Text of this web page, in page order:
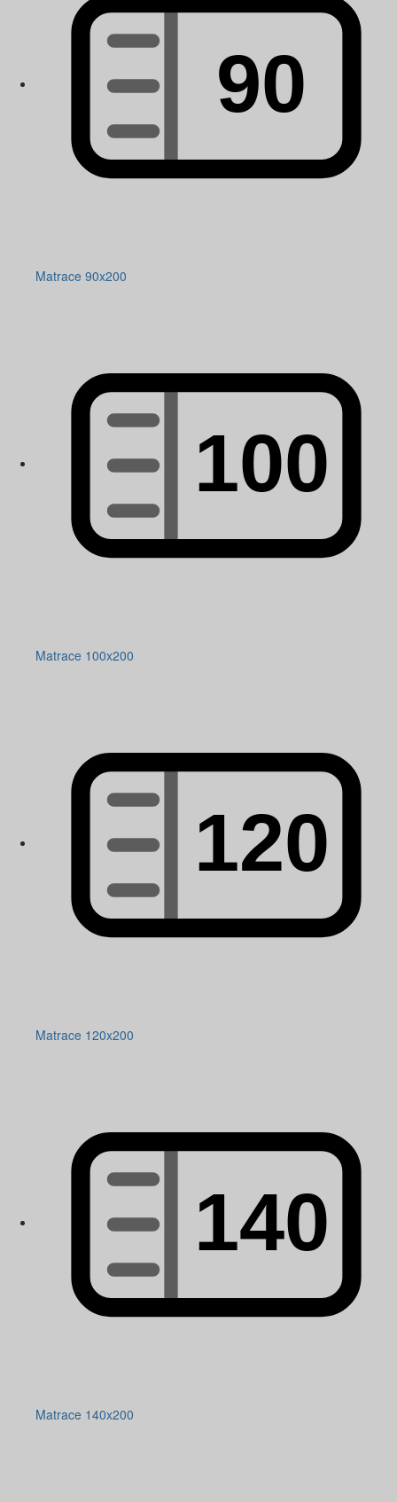
Matrace 90x200
Matrace 100x200
Matrace 120x200
Matrace 140x200